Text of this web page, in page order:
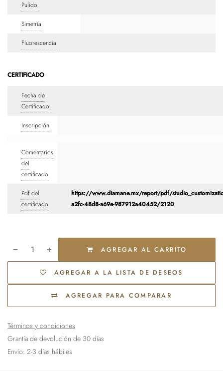
Pulido
Simetría
Fluorescencia
CERTIFICADO
Fecha de
Certificado
Inscripción
Comentarios
del
certificado
Pdf del
certificado
https://www.diamane.mx/report/pdf/
a2fc-48d8-a69e-987912a40452/2120
AGREGAR AL CARRITO
AGREGAR PARA COMPARAR
AGREGAR A LA LISTA DE DESEOS
Términos y condiciones
Grantía de devolución de 30 días
Envío: 2-3 días hábiles